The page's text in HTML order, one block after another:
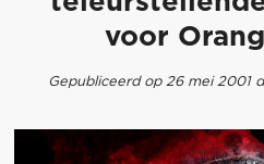
voor
Gepubliceerd op 26 mei 2001